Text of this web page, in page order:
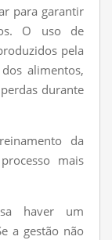
para garantir
O uso de
pela
alimentos,
durante
da
mais
haver um
a gestão não